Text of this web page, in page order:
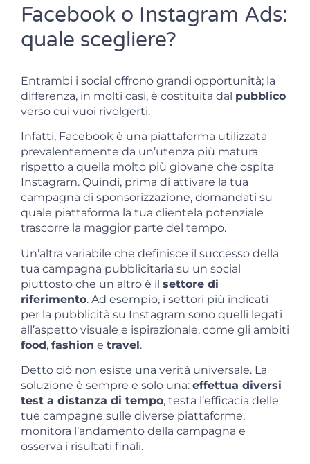
Facebook o Instagram Ads:
quale scegliere?
Entrambi i social offrono grandi opportunità; la
differenza, in molti casi, è costituita dal pubblico
verso cui vuoi rivolgerti.
Infatti, Facebook è una piattaforma utilizzata
prevalentemente da un’utenza più matura
rispetto a quella molto più giovane che ospita
Instagram. Quindi, prima di attivare la tua
campagna di sponsorizzazione, domandati su
quale piattaforma la tua clientela potenziale
trascorre la maggior parte del tempo.
Un’altra variabile che definisce il successo della
tua campagna pubblicitaria su un social
piuttosto che un altro è il settore di
riferimento. Ad esempio, i settori più indicati
per la pubblicità su Instagram sono quelli legati
all’aspetto visuale e ispirazionale, come gli ambiti
food, fashion e travel.
Detto ciò non esiste una verità universale. La
soluzione è sempre e solo una: effettua diversi
test a distanza di tempo, testa l’efficacia delle
tue campagne sulle diverse piattaforme,
monitora l’andamento della campagna e
osserva i risultati finali.